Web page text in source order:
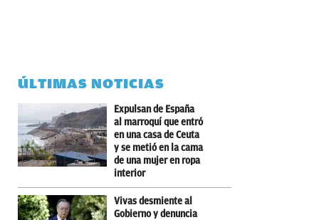
ÚLTIMAS NOTICIAS
Expulsan de España
al marroquí que entró
en una casa de Ceuta
y se metió en la cama
de una mujer en ropa
interior
Vivas desmiente al
Gobierno y denuncia